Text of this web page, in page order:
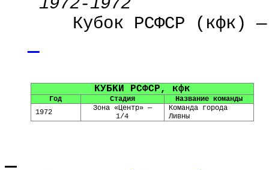
Кубок РСФСР (кфк)
КУБКИ РСФСР, кфк
Год Стадия
Название команды
1972
Зона «Центр» —
1/4
Команда города
Ливны